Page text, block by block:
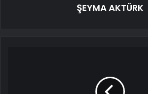
ŞEYMA AKTÜRK